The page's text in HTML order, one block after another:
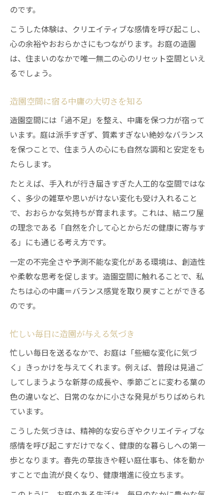
のです。
こうした体験は、クリエイティブな感情を呼び起こし、
心の余裕やおおらかさにもつながります。お庭の造園
は、住まいのなかで唯一無二の心のリセット空間といえ
るでしょう。
造園空間に宿る中庸の大切さを知る
造園空間には「過不足」を整え、中庸を保つ力が宿って
います。庭は派手すぎず、質素すぎない絶妙なバランス
を保つことで、住まう人の心にも自然な調和と安定をも
たらします。
たとえば、手入れが行き届きすぎた人工的な空間ではな
く、多少の雑草や思いがけない変化も受け入れること
で、おおらかな気持ちが育まれます。これは、結ニワ屋
の理念である「自然を介して心とからだの健康に寄与す
る」にも通じる考え方です。
一定の不完全さや予測不能な変化がある環境は、創造性
や柔軟な思考を促します。造園空間に触れることで、私
たちは心の中庸＝バランス感覚を取り戻すことができる
のです。
忙しい毎日に造園が与える気づき
忙しい毎日を送るなかで、お庭は「些細な変化に気づ
く」きっかけを与えてくれます。例えば、普段は見過ご
してしまうような新芽の成長や、季節ごとに変わる葉の
色の違いなど、日常のなかに小さな発見がちりばめられ
ています。
こうした気づきは、精神的な安らぎやクリエイティブな
感情を呼び起こすだけでなく、健康的な暮らしへの第一
歩となります。春先の草抜きや軽い庭仕事も、体を動か
すことで血流が良くなり、健康増進に役立ちます。